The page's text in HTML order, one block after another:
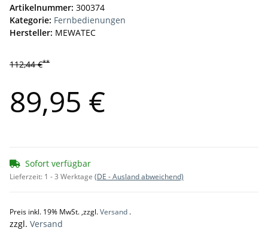
Artikelnummer: 300374
Kategorie: Fernbedienungen
Hersteller: MEWATEC
112,44 €**
89,95 €
Sofort verfügbar
Lieferzeit: 1 - 3 Werktage (DE - Ausland abweichend)
Preis inkl. 19% MwSt. ,zzgl.Versand .
zzgl. Versand